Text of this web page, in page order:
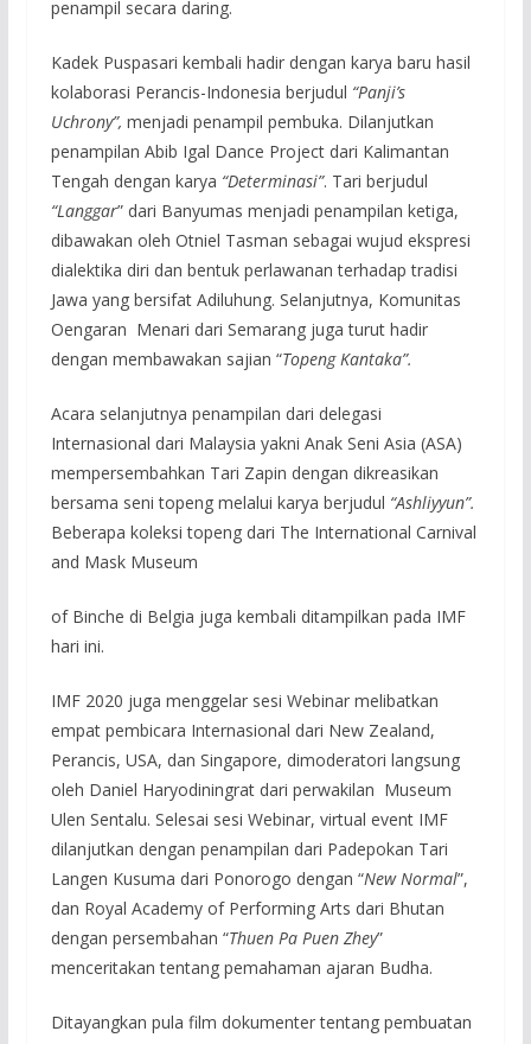
penampil secara daring.
Kadek Puspasari kembali hadir dengan karya baru hasil
kolaborasi Perancis-Indonesia berjudul “Panji’s
Uchrony”, menjadi penampil pembuka. Dilanjutkan
penampilan Abib Igal Dance Project dari Kalimantan
Tengah dengan karya “Determinasi”. Tari berjudul
“Langgar” dari Banyumas menjadi penampilan ketiga,
dibawakan oleh Otniel Tasman sebagai wujud ekspresi
dialektika diri dan bentuk perlawanan terhadap tradisi
Jawa yang bersifat Adiluhung. Selanjutnya, Komunitas
Oengaran Menari dari Semarang juga turut hadir
dengan membawakan sajian “Topeng Kantaka”.
Acara selanjutnya penampilan dari delegasi
Internasional dari Malaysia yakni Anak Seni Asia (ASA)
mempersembahkan Tari Zapin dengan dikreasikan
bersama seni topeng melalui karya berjudul “Ashliyyun”.
Beberapa koleksi topeng dari The International Carnival
and Mask Museum
of Binche di Belgia juga kembali ditampilkan pada IMF
hari ini.
IMF 2020 juga menggelar sesi Webinar melibatkan
empat pembicara Internasional dari New Zealand,
Perancis, USA, dan Singapore, dimoderatori langsung
oleh Daniel Haryodiningrat dari perwakilan Museum
Ulen Sentalu. Selesai sesi Webinar, virtual event IMF
dilanjutkan dengan penampilan dari Padepokan Tari
Langen Kusuma dari Ponorogo dengan “New Normal”,
dan Royal Academy of Performing Arts dari Bhutan
dengan persembahan “Thuen Pa Puen Zhey”
menceritakan tentang pemahaman ajaran Budha.
Ditayangkan pula film dokumenter tentang pembuatan